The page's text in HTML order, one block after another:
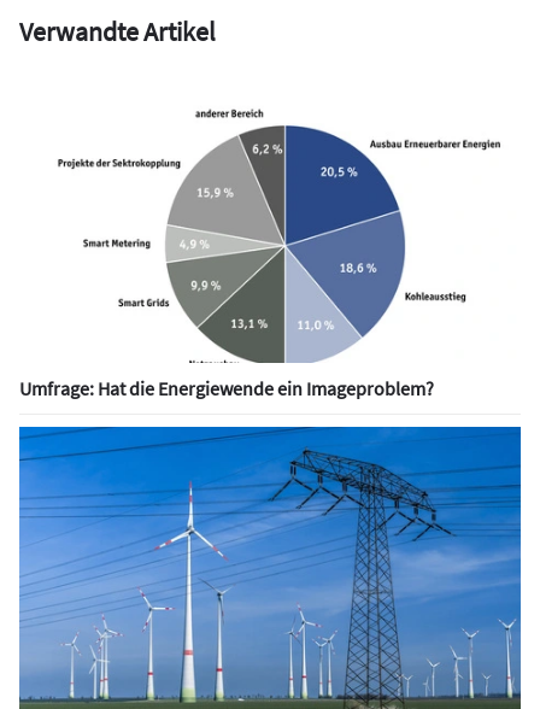
Verwandte Artikel
Umfrage: Hat die Energiewende ein Imageproblem?